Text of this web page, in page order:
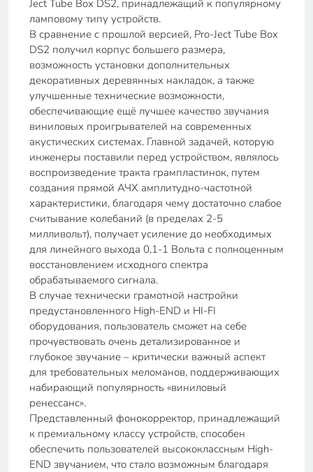
Ject Tube Box DS2, принадлежащий к популярному
ламповому типу устройств.
В сравнение с прошлой версией, Pro-Ject Tube Box
DS2 получил корпус большего размера,
возможность установки дополнительных
декоративных деревянных накладок, а также
улучшенные технические возможности,
обеспечивающие ещё лучшее качество звучания
виниловых проигрывателей на современных
акустических системах. Главной задачей, которую
инженеры поставили перед устройством, являлось
воспроизведение тракта грампластинок, путем
создания прямой АЧХ амплитудно-частотной
характеристики, благодаря чему достаточно слабое
считывание колебаний (в пределах 2-5
милливольт), получает усиление до необходимых
для линейного выхода 0,1-1 Вольта с полноценным
восстановлением исходного спектра
обрабатываемого сигнала.
В случае технически грамотной настройки
предустановленного High-END и HI-FI
оборудования, пользователь сможет на себе
прочувствовать очень детализированное и
глубокое звучание – критически важный аспект
для требовательных меломанов, поддерживающих
набирающий популярность «виниловый
ренессанс».
Представленный фонокорректор, принадлежащий
к премиальному классу устройств, способен
обеспечить пользователей высококлассным High-
END звучанием, что стало возможным благодаря